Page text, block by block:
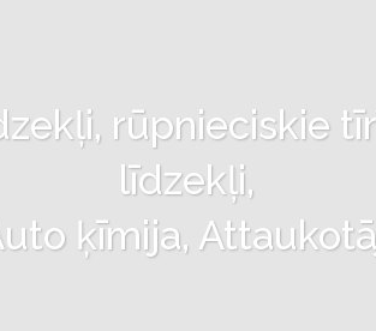
rūpnieciskie
līdzekļi,
ķīmija,